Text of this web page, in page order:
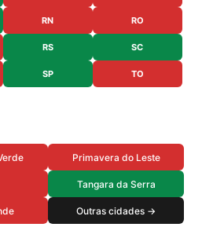
RN RO
RS SC
SP TO
Primavera do Leste
Tangara da Serra
Outras cidades →